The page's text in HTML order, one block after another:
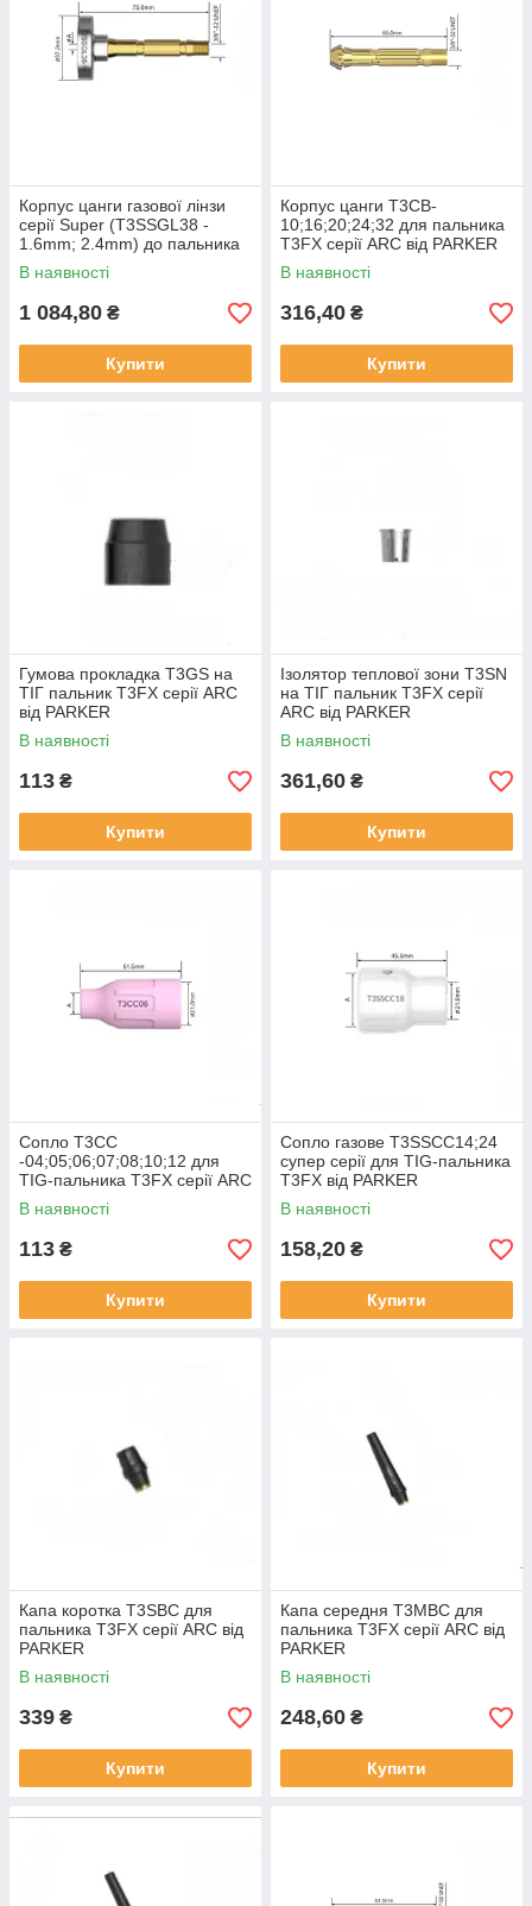
Корпус цанги газової лінзи
серії Super (T3SSGL38 -
1.6mm; 2.4mm) до пальника
T3FX серії ARC
В наявності
1 084,80 ₴
Купити
Корпус цанги T3CB-
10;16;20;24;32 для пальника
T3FX серії ARC від PARKER
В наявності
316,40 ₴
Купити
Гумова прокладка T3GS на
ТІГ пальник T3FX серії ARC
від PARKER
В наявності
113 ₴
Купити
Ізолятор теплової зони T3SN
на ТІГ пальник T3FX серії
ARC від PARKER
В наявності
361,60 ₴
Купити
Сопло T3CC
-04;05;06;07;08;10;12 для
TIG-пальника T3FX серії ARC
від PARKER
В наявності
113 ₴
Купити
Сопло газове T3SSCC14;24
супер серії для TIG-пальника
T3FX від PARKER
В наявності
158,20 ₴
Купити
Капа коротка T3SBC для
пальника T3FX серії ARC від
PARKER
В наявності
339 ₴
Купити
Капа середня T3MBC для
пальника T3FX серії ARC від
PARKER
В наявності
248,60 ₴
Купити